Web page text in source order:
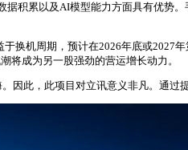
积累以及AI模型能力方面具有优
换机周期，预计在2026年底或2027
将成为另一股强劲的营运增长动力。
此，此项目对立讯意义非凡。通过